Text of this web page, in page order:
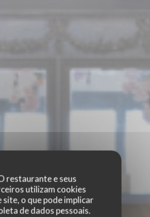
restaurante e seus
utilizam cookies
site, o que pode implicar
de dados pessoais.